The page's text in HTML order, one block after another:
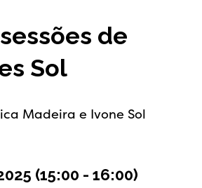
de
Sol
Madeira e Ivone Sol
(15:00 - 16:00)